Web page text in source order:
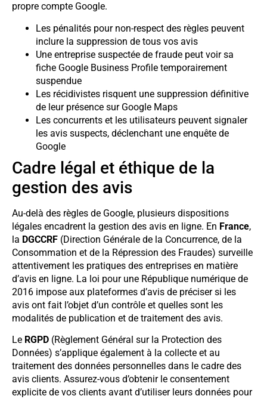
propre compte Google.
Les pénalités pour non-respect des règles peuvent
inclure la suppression de tous vos avis
Une entreprise suspectée de fraude peut voir sa
fiche Google Business Profile temporairement
suspendue
Les récidivistes risquent une suppression définitive
de leur présence sur Google Maps
Les concurrents et les utilisateurs peuvent signaler
les avis suspects, déclenchant une enquête de
Google
Cadre légal et éthique de la
gestion des avis
Au-delà des règles de Google, plusieurs dispositions
légales encadrent la gestion des avis en ligne. En France,
la DGCCRF (Direction Générale de la Concurrence, de la
Consommation et de la Répression des Fraudes) surveille
attentivement les pratiques des entreprises en matière
d’avis en ligne. La loi pour une République numérique de
2016 impose aux plateformes d’avis de préciser si les
avis ont fait l’objet d’un contrôle et quelles sont les
modalités de publication et de traitement des avis.
Le RGPD (Règlement Général sur la Protection des
Données) s’applique également à la collecte et au
traitement des données personnelles dans le cadre des
avis clients. Assurez-vous d’obtenir le consentement
explicite de vos clients avant d’utiliser leurs données pour